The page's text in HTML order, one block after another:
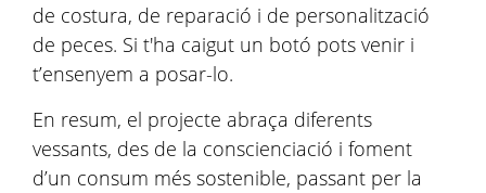
de costura, de reparació i de personalització
de peces. Si t'ha caigut un botó pots venir i
t’ensenyem a posar-lo.
En resum, el projecte abraça diferents
vessants, des de la conscienciació i foment
d’un consum més sostenible, passant per la